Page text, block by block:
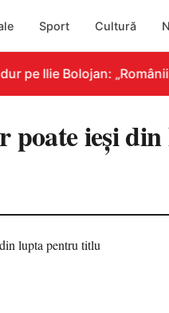
Sport Cultură
pe Ilie Bolojan:
poate ieşi